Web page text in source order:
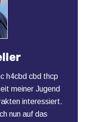
h4cbd cbd thcp
meiner Jugend
interessiert.
nun auf das